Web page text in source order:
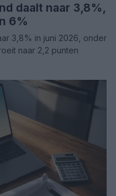
daalt naar 3,8%,
6%
3,8% in juni 2026, onder
naar 2,2 punten